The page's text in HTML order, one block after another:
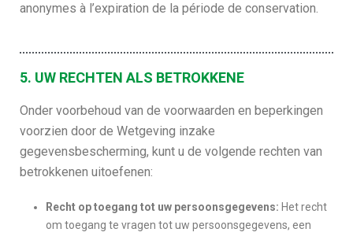
anonymes à l’expiration de la période de conservation.
5. UW RECHTEN ALS BETROKKENE
Onder voorbehoud van de voorwaarden en beperkingen
voorzien door de Wetgeving inzake
gegevensbescherming, kunt u de volgende rechten van
betrokkenen uitoefenen:
Recht op toegang tot uw persoonsgegevens: Het recht
om toegang te vragen tot uw persoonsgegevens, een